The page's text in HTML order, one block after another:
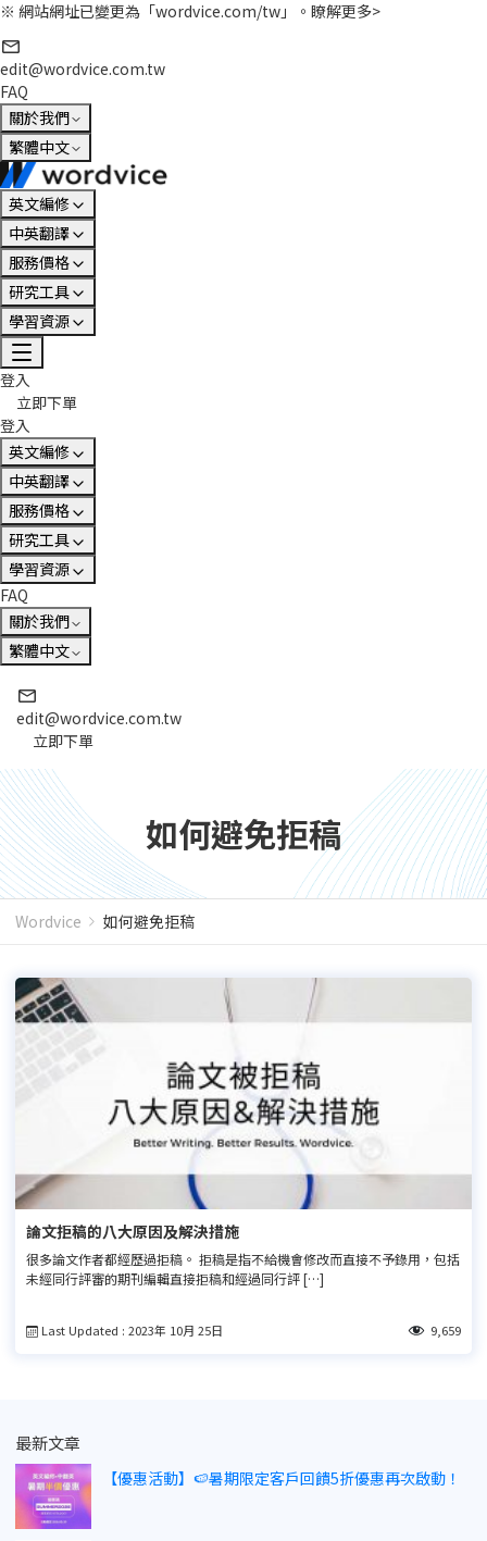
※ 網站網址已變更為「wordvice.com/tw」。 瞭解更多>
edit@wordvice.com.tw
FAQ
關於我們
繁體中文
英文編修
中英翻譯
服務價格
研究工具
學習資源
登入
立即下單
登入
英文編修
中英翻譯
服務價格
研究工具
學習資源
FAQ
關於我們
繁體中文
edit@wordvice.com.tw
立即下單
如何避免拒稿
Wordvice 如何避免拒稿
論文拒稿的八大原因及解決措施
很多論文作者都經歷過拒稿。 拒稿是指不給機會修改而直接不予錄用，包括
未經同行評審的期刊編輯直接拒稿和經過同行評 […]
Last Updated : 2023年 10月 25日 9,659
最新文章
【優惠活動】🍉暑期限定客戶回饋5折優惠再次啟動！